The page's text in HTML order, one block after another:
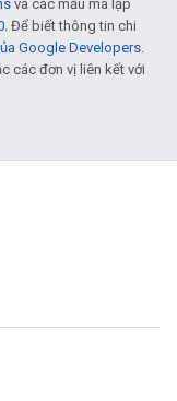
và các mẫu mã lập
. Để biết thông tin chi
Google Developers.
các đơn vị liên kết với